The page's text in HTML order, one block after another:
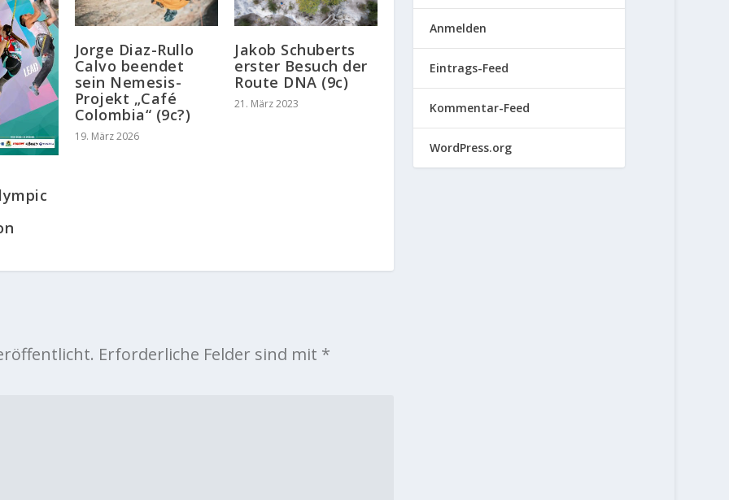
Jorge Diaz-Rullo
Calvo beendet
sein Nemesis-
Projekt „Café
Colombia“ (9c?)
19. März 2026
Jakob Schuberts
erster Besuch der
Route DNA (9c)
21. März 2023
Erforderliche Felder sind mit *
Anmelden
Eintrags-Feed
Kommentar-Feed
WordPress.org